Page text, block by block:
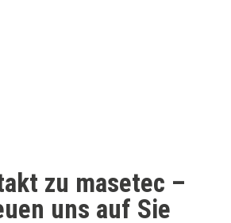
zu masetec –
uns auf Sie